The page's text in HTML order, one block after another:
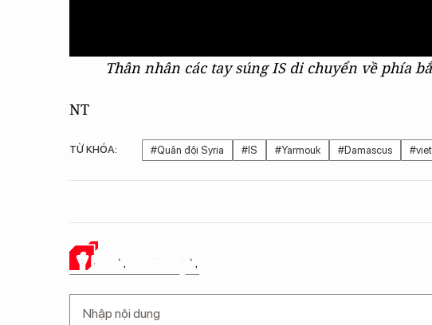
Thân nhân các tay súng IS di chuyển về phía
NT
TỪ KHÓA: #Quân đội Syria #IS #Yarmouk #Damascus
Ý KIẾN CỦA BẠN